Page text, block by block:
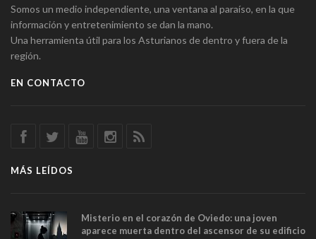
Somos un medio independiente, una ventana al paraíso, en la que
información y entretenimiento se dan la mano.
Una herramienta útil para los Asturianos de dentro y fuera de la
región.
EN CONTACTO
MÁS LEÍDOS
Misterio en el corazón de Oviedo: una joven
aparece muerta dentro del ascensor de su edificio